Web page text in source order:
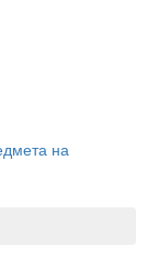
на